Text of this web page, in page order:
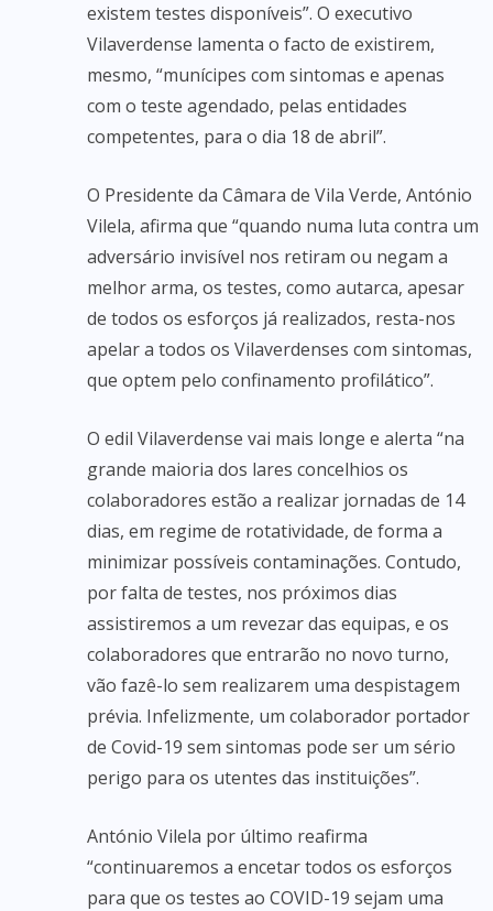
existem testes disponíveis”. O executivo
Vilaverdense lamenta o facto de existirem,
mesmo, “munícipes com sintomas e apenas
com o teste agendado, pelas entidades
competentes, para o dia 18 de abril”.
O Presidente da Câmara de Vila Verde, António
Vilela, afirma que “quando numa luta contra um
adversário invisível nos retiram ou negam a
melhor arma, os testes, como autarca, apesar
de todos os esforços já realizados, resta-nos
apelar a todos os Vilaverdenses com sintomas,
que optem pelo confinamento profilático”.
O edil Vilaverdense vai mais longe e alerta “na
grande maioria dos lares concelhios os
colaboradores estão a realizar jornadas de 14
dias, em regime de rotatividade, de forma a
minimizar possíveis contaminações. Contudo,
por falta de testes, nos próximos dias
assistiremos a um revezar das equipas, e os
colaboradores que entrarão no novo turno,
vão fazê-lo sem realizarem uma despistagem
prévia. Infelizmente, um colaborador portador
de Covid-19 sem sintomas pode ser um sério
perigo para os utentes das instituições”.
António Vilela por último reafirma
“continuaremos a encetar todos os esforços
para que os testes ao COVID-19 sejam uma